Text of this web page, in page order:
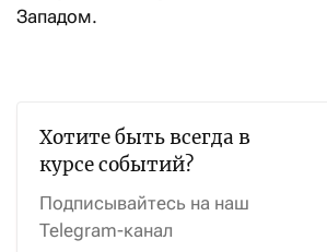
Западом.
Хотите быть всегда в
курсе событий?
Подписывайтесь на наш
Telegram-канал